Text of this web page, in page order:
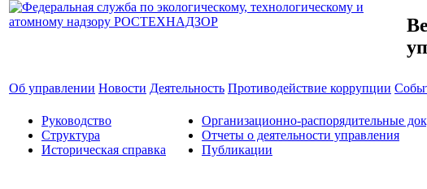
Об управлении Новости Деятельность Противодействие коррупции
Руководство
Структура
Историческая справка
Организационно-распорядительные
Отчеты о деятельности управления
Публикации